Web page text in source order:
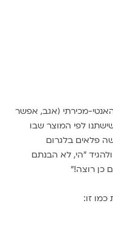
מכירתי (אגב, אפשר
לפי המוצר שבו
פלאים בלגרום
"הי, לא הבנתם
כן רוצה!"
כמו זו: